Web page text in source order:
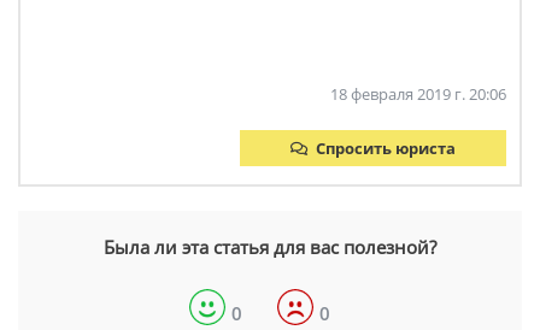
18 февраля 2019 г. 20:06
Спросить юриста
Была ли эта статья для вас полезной?
0 0